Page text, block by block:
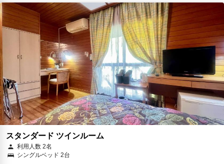
スタンダード ツインルーム
利用人数 2名
シングルベッド 2台